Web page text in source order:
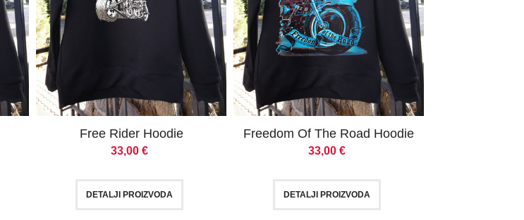
Free Rider Hoodie
33,00 €
DETALJI PROIZVODA
Freedom Of The Road Hoodie
33,00 €
DETALJI PROIZVODA